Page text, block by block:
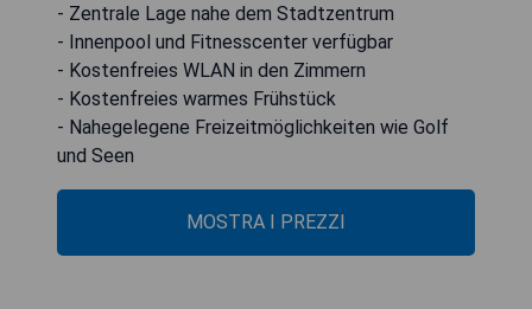
- Zentrale Lage nahe dem Stadtzentrum
- Innenpool und Fitnesscenter verfügbar
- Kostenfreies WLAN in den Zimmern
- Kostenfreies warmes Frühstück
- Nahegelegene Freizeitmöglichkeiten wie Golf
und Seen
MOSTRA I PREZZI